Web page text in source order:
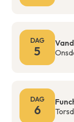
DAG
5
DAG
6